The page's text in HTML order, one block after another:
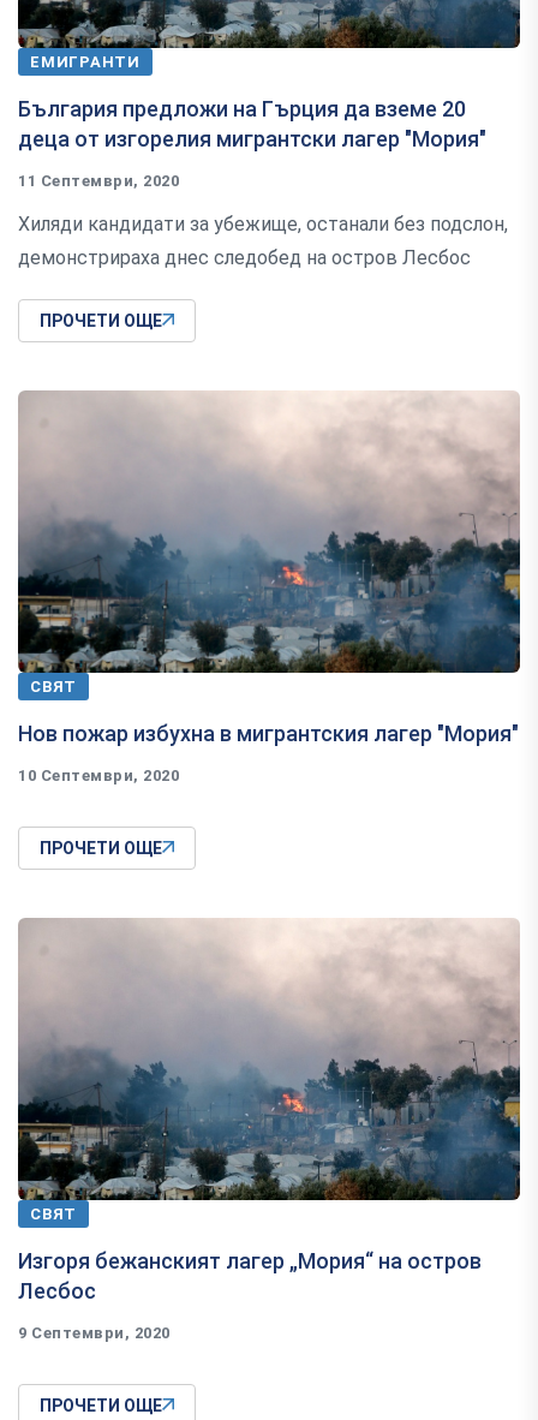
ЕМИГРАНТИ
България предложи на Гърция да вземе 20
деца от изгорелия мигрантски лагер "Мория"
11 Септември, 2020
Хиляди кандидати за убежище, останали без подслон,
демонстрираха днес следобед на остров Лесбос
ПРОЧЕТИ ОЩЕ
СВЯТ
Нов пожар избухна в мигрантския лагер "Мория"
10 Септември, 2020
ПРОЧЕТИ ОЩЕ
СВЯТ
Изгоря бежанският лагер „Мория“ на остров
Лесбос
9 Септември, 2020
ПРОЧЕТИ ОЩЕ